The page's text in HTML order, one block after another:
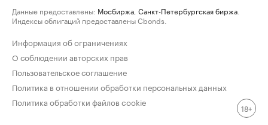
Данные предоставлены: Мосбиржа Санкт-Петербургская биржа
Индексы облигаций предоставлены Cbonds.
Информация об ограничениях
О соблюдении авторских прав
Пользовательское соглашение
Политика в отношении обработки персональных данных
Политика обработки файлов cookie
18+